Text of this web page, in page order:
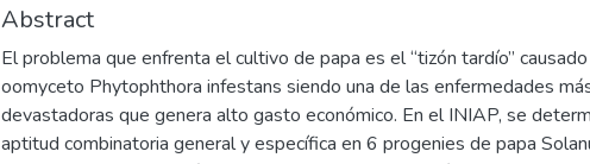
Abstract
El problema que enfrenta el cultivo de papa es el “tizón tardío”
oomyceto Phytophthora infestans siendo una de las enfermedades
devastadoras que genera alto gasto económico. En el INIAP, se
aptitud combinatoria general y específica en 6 progenies de papa